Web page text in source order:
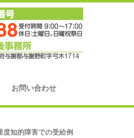
お問い合わせ
度知的障害での受給例